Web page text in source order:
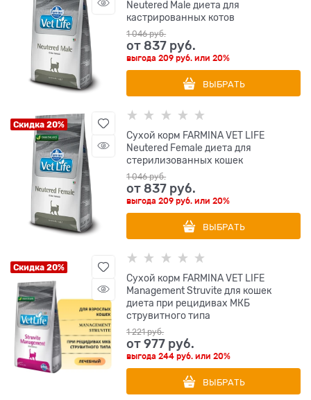
Neutered Male диета для
кастрированных котов
1 046 руб.
от 837 руб.
выгода209 руб. или20%
ВЫБРАТЬ
Скидка 20%
Сухой корм FARMINA VET LIFE
Neutered Female диета для
стерилизованных кошек
1 046 руб.
от 837 руб.
выгода209 руб. или20%
ВЫБРАТЬ
Скидка 20%
Сухой корм FARMINA VET LIFE
Management Struvite для кошек
диета при рецидивах МКБ
струвитного типа
1 221 руб.
от977 руб.
выгода244 руб. или20%
ВЫБРАТЬ